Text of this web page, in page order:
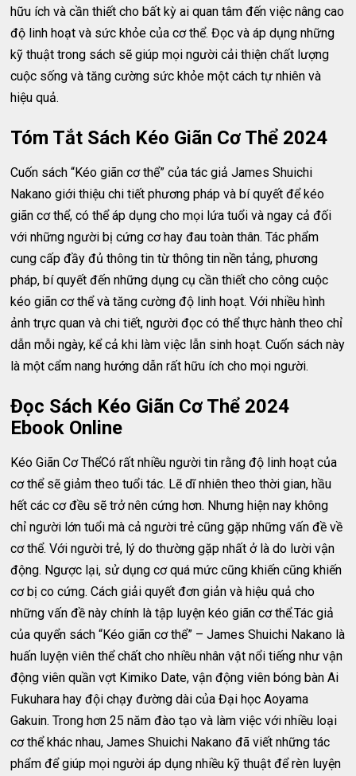
hữu ích và cần thiết cho bất kỳ ai quan tâm đến việc nâng cao
độ linh hoạt và sức khỏe của cơ thể. Đọc và áp dụng những
kỹ thuật trong sách sẽ giúp mọi người cải thiện chất lượng
cuộc sống và tăng cường sức khỏe một cách tự nhiên và
hiệu quả.
Tóm Tắt Sách Kéo Giãn Cơ Thể 2024
Cuốn sách “Kéo giãn cơ thể” của tác giả James Shuichi
Nakano giới thiệu chi tiết phương pháp và bí quyết để kéo
giãn cơ thể, có thể áp dụng cho mọi lứa tuổi và ngay cả đối
với những người bị cứng cơ hay đau toàn thân. Tác phẩm
cung cấp đầy đủ thông tin từ thông tin nền tảng, phương
pháp, bí quyết đến những dụng cụ cần thiết cho công cuộc
kéo giãn cơ thể và tăng cường độ linh hoạt. Với nhiều hình
ảnh trực quan và chi tiết, người đọc có thể thực hành theo chỉ
dẫn mỗi ngày, kể cả khi làm việc lẫn sinh hoạt. Cuốn sách này
là một cẩm nang hướng dẫn rất hữu ích cho mọi người.
Đọc Sách Kéo Giãn Cơ Thể 2024
Ebook Online
Kéo Giãn Cơ ThểCó rất nhiều người tin rằng độ linh hoạt của
cơ thể sẽ giảm theo tuổi tác. Lẽ dĩ nhiên theo thời gian, hầu
hết các cơ đều sẽ trở nên cứng hơn. Nhưng hiện nay không
chỉ người lớn tuổi mà cả người trẻ cũng gặp những vấn đề về
cơ thể. Với người trẻ, lý do thường gặp nhất ở là do lười vận
động. Ngược lại, sử dụng cơ quá mức cũng khiến cũng khiến
cơ bị co cứng. Cách giải quyết đơn giản và hiệu quả cho
những vấn đề này chính là tập luyện kéo giãn cơ thể.Tác giả
của quyển sách “Kéo giãn cơ thể” – James Shuichi Nakano là
huấn luyện viên thể chất cho nhiều nhân vật nổi tiếng như vận
động viên quần vợt Kimiko Date, vận động viên bóng bàn Ai
Fukuhara hay đội chạy đường dài của Đại học Aoyama
Gakuin. Trong hơn 25 năm đào tạo và làm việc với nhiều loại
cơ thể khác nhau, James Shuichi Nakano đã viết những tác
phẩm để giúp mọi người áp dụng nhiều kỹ thuật để rèn luyện